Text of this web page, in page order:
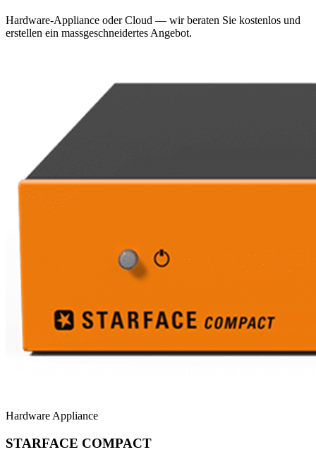
Hardware-Appliance oder Cloud — wir beraten Sie kostenlos und
erstellen ein massgeschneidertes Angebot.
Hardware Appliance
STARFACE COMPACT